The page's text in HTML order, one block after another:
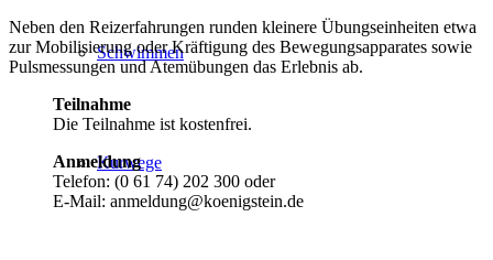
Schwimmen
Kurwege
Neben den Reizerfahrungen runden kleinere Übungseinheiten etwa
zur Mobilisierung oder Kräftigung des Bewegungsapparates sowie
Pulsmessungen und Atemübungen das Erlebnis ab.
Teilnahme
Die Teilnahme ist kostenfrei.
Anmeldung
Telefon: (0 61 74) 202 300 oder
E-Mail: anmeldung@koenigstein.de